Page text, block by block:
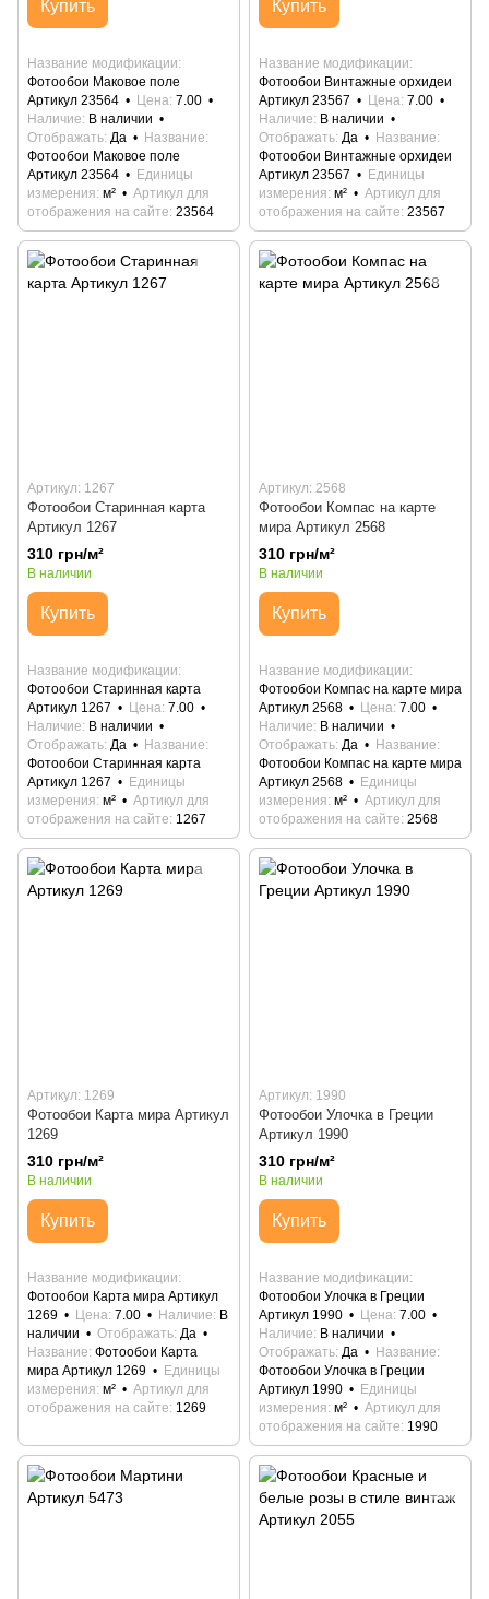
Купить
Название модификации
Фотообои Маковое поле
Артикул 23564
Цена 7.00
Наличие В наличии
Отображать Да
Название
Фотообои Маковое поле
Артикул 23564
Единицы
измерения м²
Артикул для
отображения на сайте 23564
Купить
Название модификации
Фотообои Винтажные орхидеи
Артикул 23567
Цена 7.00
Наличие В наличии
Отображать Да
Название
Фотообои Винтажные орхидеи
Артикул 23567
Единицы
измерения м²
Артикул для
отображения на сайте 23567
Артикул: 1267
Фотообои Старинная карта
Артикул 1267
310 грн/м²
В наличии
Купить
Название модификации
Фотообои Старинная карта
Артикул 1267
Цена 7.00
Наличие В наличии
Отображать Да
Название
Фотообои Старинная карта
Артикул 1267
Единицы
измерения м²
Артикул для
отображения на сайте 1267
Артикул: 2568
Фотообои Компас на карте
мира Артикул 2568
310 грн/м²
В наличии
Купить
Название модификации
Фотообои Компас на карте мира
Артикул 2568
Цена 7.00
Наличие В наличии
Отображать Да
Название
Фотообои Компас на карте мира
Артикул 2568
Единицы
измерения м²
Артикул для
отображения на сайте 2568
Артикул: 1269
Фотообои Карта мира Артикул
1269
310 грн/м²
В наличии
Купить
Название модификации
Фотообои Карта мира Артикул
1269
Цена 7.00 Наличие
В
наличии
Отображать Да
Название Фотообои Карта
мира Артикул 1269
Единицы
измерения м²
Артикул для
отображения на сайте 1269
Артикул: 1990
Фотообои Улочка в Греции
Артикул 1990
310 грн/м²
В наличии
Купить
Название модификации
Фотообои Улочка в Греции
Артикул 1990
Цена 7.00
Наличие
В наличии
Отображать Да
Название
Фотообои Улочка в Греции
Артикул 1990
Единицы
измерения м²
Артикул для
отображения на сайте 1990